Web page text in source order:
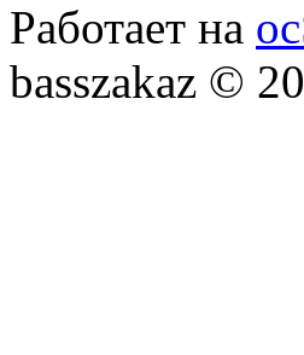
Работает на
basszakaz ©